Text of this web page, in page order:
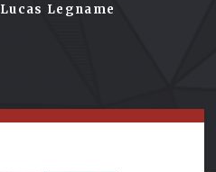
Lucas Legname